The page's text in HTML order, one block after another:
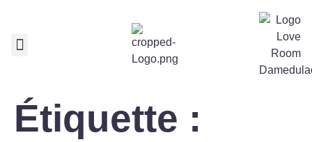
Étiquette :